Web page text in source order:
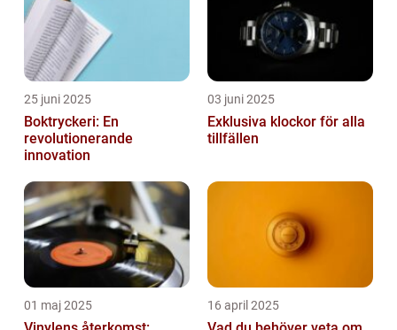
25 juni 2025
Boktryckeri: En
revolutionerande
innovation
03 juni 2025
Exklusiva klockor för alla
tillfällen
01 maj 2025 16 april 2025